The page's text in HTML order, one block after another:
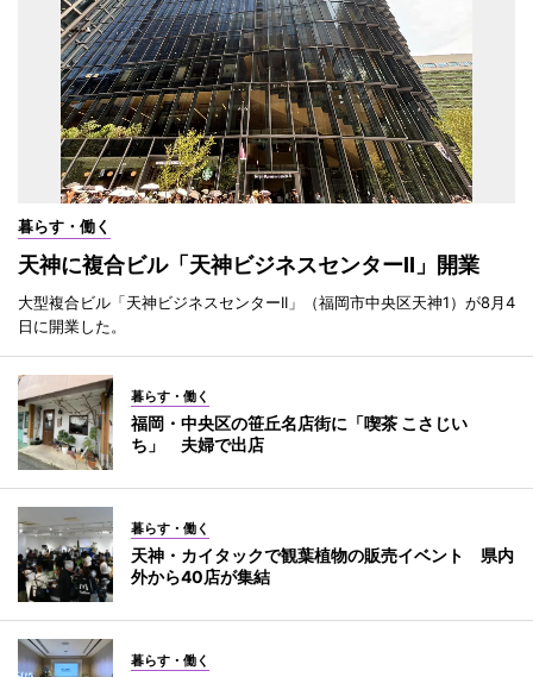
暮らす・働く
天神に複合ビル「天神ビジネスセンターII」開業
大型複合ビル「天神ビジネスセンターII」（福岡市中央区天神1）が8月4
日に開業した。
暮らす・働く
福岡・中央区の笹丘名店街に「喫茶 こさじい
ち」 夫婦で出店
暮らす・働く
天神・カイタックで観葉植物の販売イベント 県内
外から40店が集結
暮らす・働く